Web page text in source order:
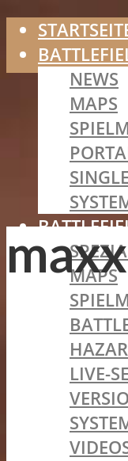
NEWS
MAPS
MAPS
LIVE-
maxx